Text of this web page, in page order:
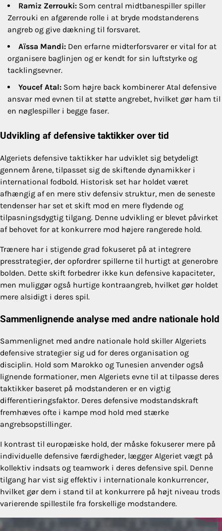
Ramiz Zerrouki: Som central midtbanespiller spiller
Zerrouki en afgørende rolle i at bryde modstanderens
angreb og give dækning til forsvaret.
Aïssa Mandi: Den erfarne midterforsvarer er vital for at
organisere baglinjen og er kendt for sin luftstyrke og
tacklingsevner.
Youcef Atal: Som højre back kombinerer Atal defensive
ansvar med evnen til at støtte angrebet, hvilket gør ham til
en nøglespiller i begge faser.
Udvikling af defensive taktikker over tid
Algeriets defensive taktikker har udviklet sig betydeligt
gennem årene, tilpasset sig de skiftende dynamikker i
international fodbold. Historisk set har holdet været
afhængig af en mere stiv defensiv struktur, men de seneste
tendenser har set et skift mod en mere flydende og
tilpasningsdygtig tilgang. Denne udvikling er blevet påvirket
af behovet for at konkurrere mod højere rangerede hold.
Trænere har i stigende grad fokuseret på at integrere
presstrategier, der opfordrer spillerne til hurtigt at generobre
bolden. Dette skift forbedrer ikke kun defensive kapaciteter,
men muliggør også hurtige kontraangreb, hvilket gør holdet
mere alsidigt i deres spil.
Sammenlignende analyse med andre nationale hold
Sammenlignet med andre nationale hold skiller Algeriets
defensive strategier sig ud for deres organisation og
disciplin. Hold som Marokko og Tunesien anvender også
lignende formationer, men Algeriets evne til at tilpasse deres
taktikker baseret på modstanderen er en vigtig
differentieringsfaktor. Deres defensive modstandskraft
fremhæves ofte i kampe mod hold med stærke
angrebsopstillinger.
I kontrast til europæiske hold, der måske fokuserer mere på
individuelle defensive færdigheder, lægger Algeriet vægt på
kollektiv indsats og teamwork i deres defensive spil. Denne
tilgang har vist sig effektiv i internationale konkurrencer,
hvilket gør dem i stand til at konkurrere på højt niveau trods
varierende spillestile fra forskellige modstandere.